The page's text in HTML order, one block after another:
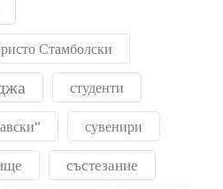
Стамболски
студенти
сувенири
състезание